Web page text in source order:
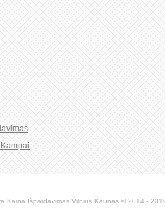
Kaina Išpardavimas Vilnius Kaunas © 2014 -